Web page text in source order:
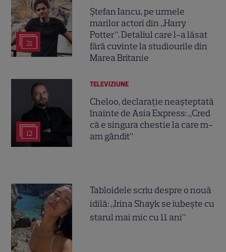
21
Ștefan Iancu, pe urmele
marilor actori din „Harry
Potter”. Detaliul care l-a lăsat
fără cuvinte la studiourile din
Marea Britanie
12
TELEVIZIUNE
Cheloo, declarație neașteptată
înainte de Asia Express: „Cred
că e singura chestie la care m-
am gândit”
Tabloidele scriu despre o nouă
idilă: „Irina Shayk se iubește cu
starul mai mic cu 11 ani”